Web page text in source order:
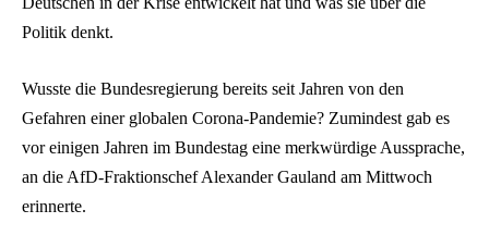
Politik denkt.
Wusste die Bundesregierung bereits seit Jahren von den
Gefahren einer globalen Corona-Pandemie? Zumindest gab es
vor einigen Jahren im Bundestag eine merkwürdige Aussprache,
an die AfD-Fraktionschef Alexander Gauland am Mittwoch
erinnerte.